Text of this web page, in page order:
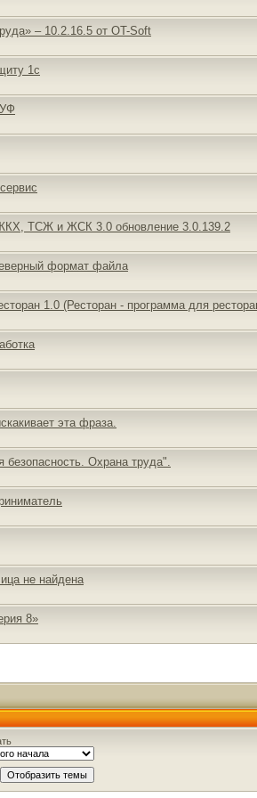
– 10.2.16.5 от ОT-Soft
1с
ТСЖ и ЖСК 3.0 обновление 3.0.139.2
формат файла
1.0 (Ресторан - программа для
эта фраза.
Охрана труда".
не найдена
8»